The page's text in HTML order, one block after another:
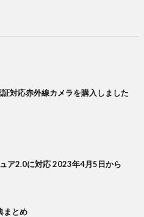
対応赤外線カメラを購入しました
ア2.0に対応 2023年4月5日から
まとめ